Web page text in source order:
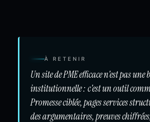
À RETENIR
Un site de PME efficace n'est pas
institutionnelle : c'est un outil
Promesse ciblée, pages services
des argumentaires, preuves